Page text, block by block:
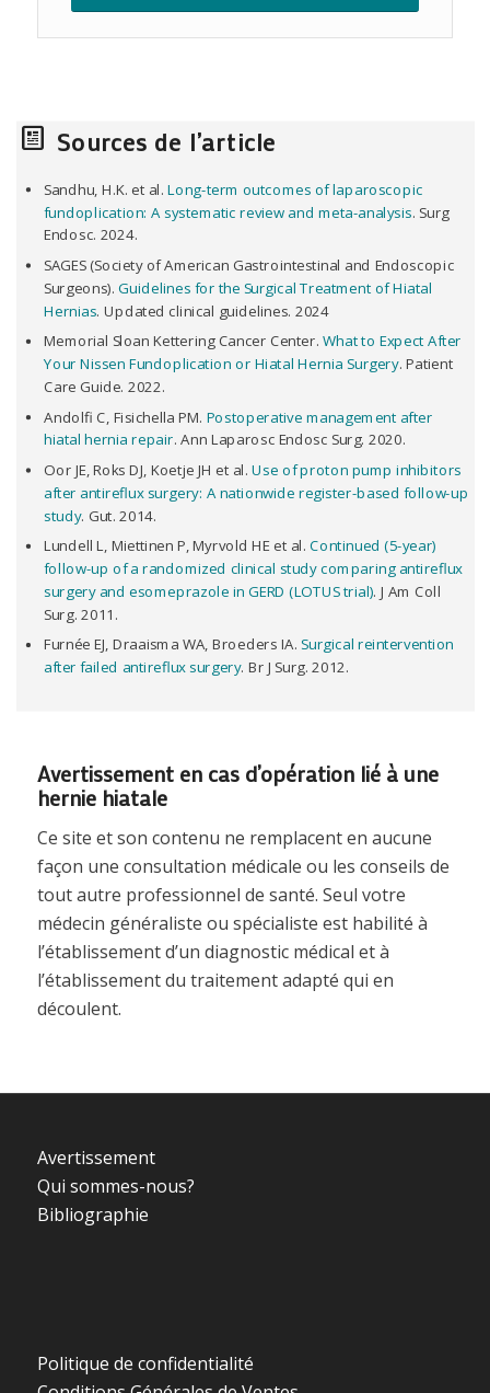
Sources de l’article
Sandhu, H.K. et al. Long-term outcomes of laparoscopic
fundoplication: A systematic review and meta-analysis. Surg
Endosc. 2024.
SAGES (Society of American Gastrointestinal and Endoscopic
Surgeons). Guidelines for the Surgical Treatment of Hiatal
Hernias. Updated clinical guidelines. 2024
Memorial Sloan Kettering Cancer Center. What to Expect After
Your Nissen Fundoplication or Hiatal Hernia Surgery. Patient
Care Guide. 2022.
Andolfi C, Fisichella PM. Postoperative management after
hiatal hernia repair. Ann Laparosc Endosc Surg. 2020.
Oor JE, Roks DJ, Koetje JH et al. Use of proton pump inhibitors
after antireflux surgery: A nationwide register-based follow-up
study. Gut. 2014.
Lundell L, Miettinen P, Myrvold HE et al. Continued (5-year)
follow-up of a randomized clinical study comparing antireflux
surgery and esomeprazole in GERD (LOTUS trial). J Am Coll
Surg. 2011.
Furnée EJ, Draaisma WA, Broeders IA. Surgical reintervention
after failed antireflux surgery. Br J Surg. 2012.
Avertissement en cas d’opération lié à une
hernie hiatale
Ce site et son contenu ne remplacent en aucune
façon une consultation médicale ou les conseils de
tout autre professionnel de santé. Seul votre
médecin généraliste ou spécialiste est habilité à
l’établissement d’un diagnostic médical et à
l’établissement du traitement adapté qui en
découlent.
Avertissement
Qui sommes-nous?
Bibliographie
Politique de confidentialité